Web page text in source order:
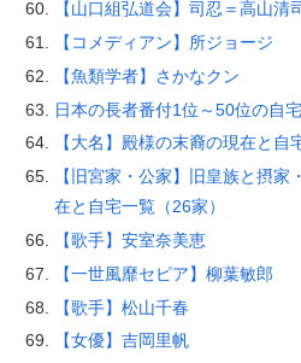
【山口組弘道会】司忍＝高山清
【コメディアン】所ジョージ
【魚類学者】さかなクン
日本の長者番付1位～50位の自
【大名】殿様の末裔の現在と自
【旧宮家・公家】旧皇族と摂
在と自宅一覧（26家）
【歌手】安室奈美恵
【一世風靡セピア】柳葉敏郎
【歌手】松山千春
【女優】吉岡里帆